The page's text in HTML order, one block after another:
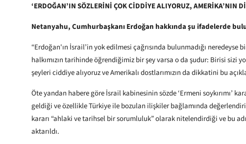
‘ERDOĞAN’IN SÖZLERİNİ ÇOK CİDDİYE ALIYORUZ, AMERİKA’NIN
Netanyahu, Cumhurbaşkanı Erdoğan hakkında şu ifadelerde
“Erdoğan'ın İsrail’in yok edilmesi çağrısında bulunmadığı
halkımızın tarihinde öğrendiğimiz bir şey varsa o da şudur: Birisi sizi
şeyleri ciddiye alıyoruz ve Amerikalı dostlarımızın da dikkatini bu
Öte yandan habere göre İsrail kabinesinin sözde ‘Ermeni soykırımı’
geldiği ve özellikle Türkiye ile bozulan ilişkiler bağlamında
kararı “ahlaki ve tarihsel bir sorumluluk” olarak nitelendirdiği ve bu
aktarıldı.